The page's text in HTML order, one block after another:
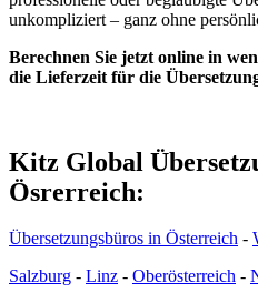
unkompliziert – ganz ohne
Berechnen Sie jetzt online in
die Lieferzeit für die
Kitz Global
Ösrerreich:
Übersetzungsbüros in Österreich -
Salzburg - Linz - Oberösterreich -